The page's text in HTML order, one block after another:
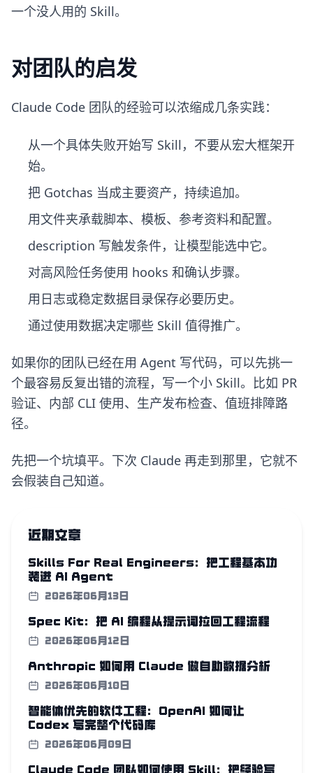
一个没人用的 Skill。
对团队的启发
Claude Code 团队的经验可以浓缩成几条实践：
从一个具体失败开始写 Skill，不要从宏大框架开
始。
把 Gotchas 当成主要资产，持续追加。
用文件夹承载脚本、模板、参考资料和配置。
description 写触发条件，让模型能选中它。
对高风险任务使用 hooks 和确认步骤。
用日志或稳定数据目录保存必要历史。
通过使用数据决定哪些 Skill 值得推广。
如果你的团队已经在用 Agent 写代码，可以先挑一
个最容易反复出错的流程，写一个小 Skill。比如 PR
验证、内部 CLI 使用、生产发布检查、值班排障路
径。
先把一个坑填平。下次 Claude 再走到那里，它就不
会假装自己知道。
近期文章
Skills For Real Engineers：把工程基本功
装进 AI Agent
2026年06月13日
Spec Kit：把 AI 编程从提示词拉回工程流程
2026年06月12日
Anthropic 如何用 Claude 做自助数据分析
2026年06月10日
智能体优先的软件工程：OpenAI 如何让
Codex 写完整个代码库
2026年06月09日
Claude Code 团队如何使用 Skill：把经验写